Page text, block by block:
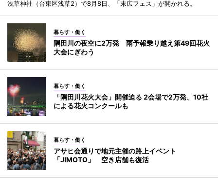
浅草神社（台東区浅草2）で8月8日、「末広フェス」が開かれる。
暮らす・働く
隅田川の夜空に2万発 雨予報乗り越え第49回花火
大会にぎわう
暮らす・働く
「隅田川花火大会」開催迫る 2会場で2万発、10社
による花火コンクールも
暮らす・働く
アサヒ会通りで地元主催の路上イベント
「JIMOTO」 空き店舗も復活